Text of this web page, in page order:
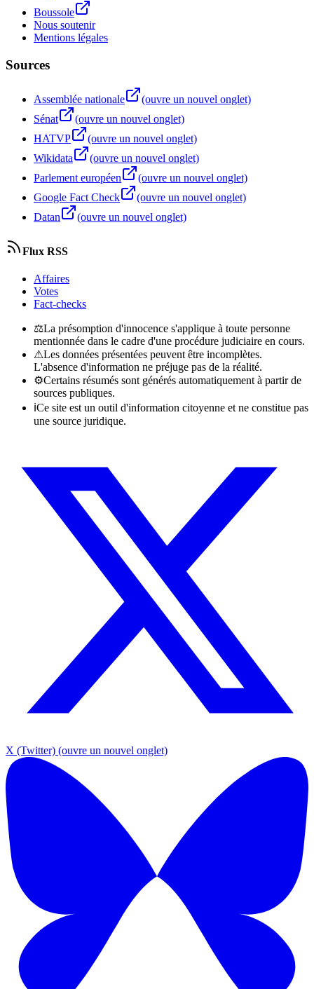
Boussole
Nous soutenir
Mentions légales
Sources
Assemblée nationale
(ouvre un nouvel onglet)
Sénat
(ouvre un nouvel onglet)
HATVP
(ouvre un nouvel onglet)
Wikidata
(ouvre un nouvel onglet)
Parlement européen
(ouvre un nouvel onglet)
Google Fact Check
(ouvre un nouvel onglet)
Datan
(ouvre un nouvel onglet)
Flux RSS
Affaires
Votes
Fact-checks
⚖La présomption d'innocence s'applique à toute personne
mentionnée dans le cadre d'une procédure judiciaire en cours.
⚠Les données présentées peuvent être incomplètes.
L'absence d'information ne préjuge pas de la réalité.
⚙Certains résumés sont générés automatiquement à partir de
sources publiques.
ℹCe site est un outil d'information citoyenne et ne constitue pas
une source juridique.
X (Twitter) (ouvre un nouvel onglet)